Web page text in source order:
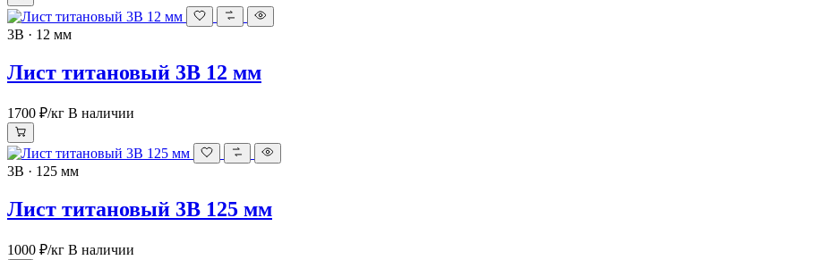
3В · 12 мм
Лист титановый 3В 12 мм
1700 ₽/кг В наличии
3В · 125 мм
Лист титановый 3В 125 мм
1000 ₽/кг В наличии